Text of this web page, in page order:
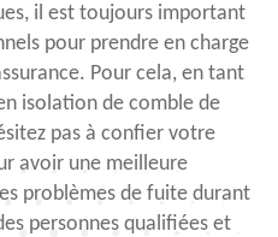
il est toujours important
pour prendre en charge
Pour cela, en tant
isolation de comble de
pas à confier votre
avoir une meilleure
problèmes de fuite durant
personnes qualifiées et